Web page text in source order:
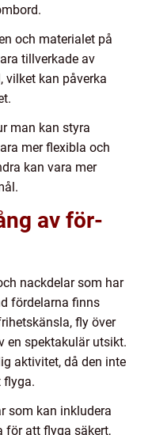
och materialet på
tillverkade av
vilket kan påverka
man kan styra
mer flexibla och
kan vara mer
av för-
nackdelar som har
fördelarna finns
fly över
en spektakulär utsikt.
aktivitet, då den inte
flyga.
som kan inkludera
för att flyga säkert,